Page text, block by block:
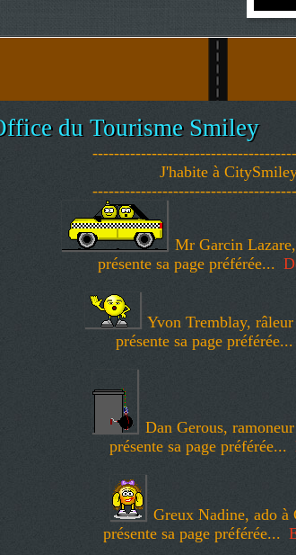
du Tourisme Smiley
J'habite à
Mr Garcin
présente sa page préférée...
Yvon Tremblay,
présente sa page préférée...
Dan Gerous,
présente sa page préférée...
Greux Nadine, ado à
présente sa page préférée...